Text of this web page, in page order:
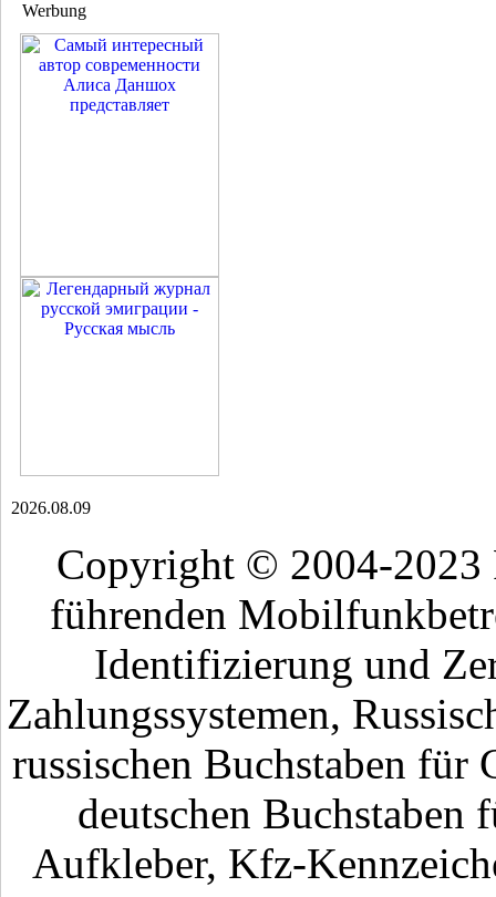
Werbung
2026.08.09
Copyright © 2004-
führenden
Identifizierung und
Zahlungssystemen,
russischen Buchstaben für
deutschen Buchstaben
Aufkleber, Kfz-